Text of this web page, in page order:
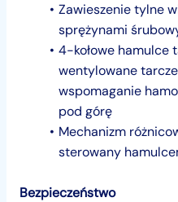
Zawieszenie tylne
sprężynami
4-kołowe hamulce
wentylowane
wspomaganie
pod górę
Mechanizm
sterowany
Bezpieczeństwo